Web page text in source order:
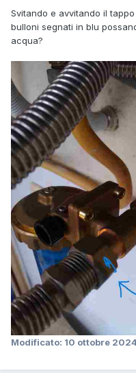
Svitando e avvitando il
bulloni segnati in blu
acqua?
Modificato: 10 ottobre 2024